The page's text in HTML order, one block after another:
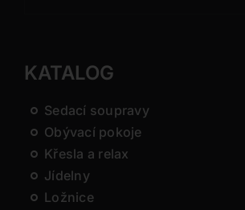
KATALOG
Sedací soupravy
Obývací pokoje
Křesla a relax
Jídelny
Ložnice